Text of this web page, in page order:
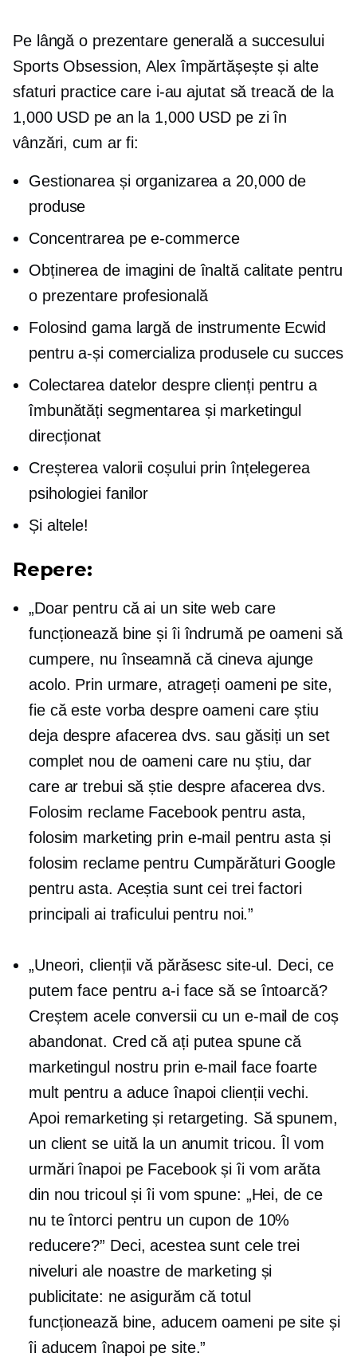
Pe lângă o prezentare generală a succesului
Sports Obsession, Alex împărtășește și alte
sfaturi practice care i-au ajutat să treacă de la
1,000 USD pe an la 1,000 USD pe zi în
vânzări, cum ar fi:
Gestionarea și organizarea a 20,000 de
produse
Concentrarea pee-commerce
Obținerea de imagini de înaltă calitate pentru
o prezentare profesională
Folosind gama largă de instrumente Ecwid
pentru a-și comercializa produsele cu succes
Colectarea datelor despre clienți pentru a
îmbunătăți segmentarea și marketingul
direcționat
Creșterea valorii coșului prin înțelegerea
psihologiei fanilor
Și altele!
Repere:
„Doar pentru că ai un site web care
funcționează bine și îi îndrumă pe oameni să
cumpere, nu înseamnă că cineva ajunge
acolo. Prin urmare, atrageți oameni pe site,
fie că este vorba despre oameni care știu
deja despre afacerea dvs. sau găsiți un set
complet nou de oameni care nu știu, dar
care ar trebui să știe despre afacerea dvs.
Folosim reclame Facebook pentru asta,
folosim marketing prin e-mail pentru asta și
folosim reclame pentru Cumpărături Google
pentru asta. Aceștia sunt cei trei factori
principali ai traficului pentru noi.”
„Uneori, clienții vă părăsesc site-ul. Deci, ce
putem face pentru a-i face să se întoarcă?
Creștem acele conversii cu un e-mail de coș
abandonat. Cred că ați putea spune că
marketingul nostru prin e-mail face foarte
mult pentru a aduce înapoi clienții vechi.
Apoi remarketing și retargeting. Să spunem,
un client se uită la un anumit tricou. Îl vom
urmări înapoi pe Facebook și îi vom arăta
din nou tricoul și îi vom spune: „Hei, de ce
nu te întorci pentru un cupon de 10%
reducere?” Deci, acestea sunt cele trei
niveluri ale noastre de marketing și
publicitate: ne asigurăm că totul
funcționează bine, aducem oameni pe site și
îi aducem înapoi pe site.”